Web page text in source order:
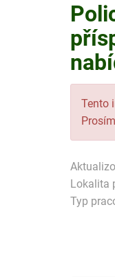
Tento
Lokalita
Typ